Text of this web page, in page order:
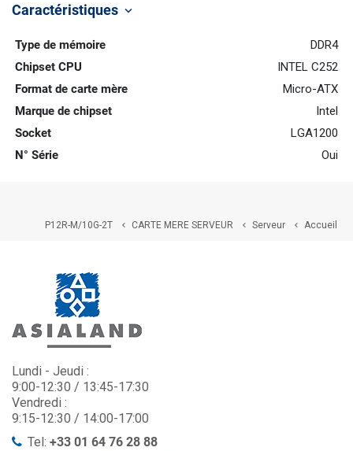
Caractéristiques keyboard_arrow_down
Type de mémoire
DDR4
Chipset CPU
INTEL C252
Format de carte mère
Micro-ATX
Marque de chipset
Intel
Socket
LGA1200
N° Série
Oui
Accueil

Serveur

CARTE MERE SERVEUR

P12R-M/10G-2T
Lundi - Jeudi :
9:00-12:30 / 13:45-17:30
Vendredi :
9:15-12:30 / 14:00-17:00
Tel: +33 01 64 76 28 88